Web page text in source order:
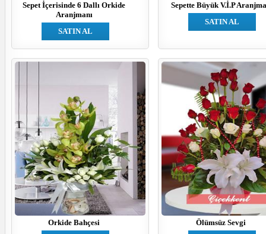
Sepet İçerisinde 6 Dallı Orkide
Aranjmanı
SATIN AL
Sepette Büyük V.İ.P
SATIN AL
Orkide Bahçesi
Ölümsüz Sevgi